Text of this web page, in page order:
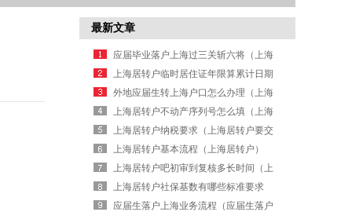
最新文章
应届毕业落户上海过三关斩六将（上海
落户 应届）
上海居转户临时居住证年限算累计日期
吗？（上海临时居住证时间计入7年持证
时间吗）
外地应届生转上海户口怎么办理（上海
外地生源毕业生怎么落户）
上海居转户不动产序列号怎么填（上海
居转户不动产序列号怎么填写）
上海居转户纳税要求（上海居转户要交
多少税）
上海居转户基本流程（上海居转户）
上海居转户吧初审到复核多长时间（上
海居转户 初审通过等到复审）
上海居转户社保基数有哪些标准要求
（上海居转户社保基数不够怎么办）
应届生落户上海业务流程（应届生落户